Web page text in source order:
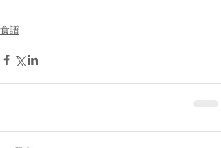
食譜